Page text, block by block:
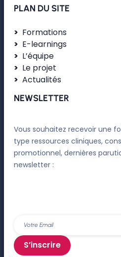
PLAN DU SITE
Formations
E-learnings
L’équipe
Le projet
Actualités
NEWSLETTER
Vous souhaitez recevoir une
type ressources cliniques,
promotionnel, dernières
newsletter :
S’inscrire